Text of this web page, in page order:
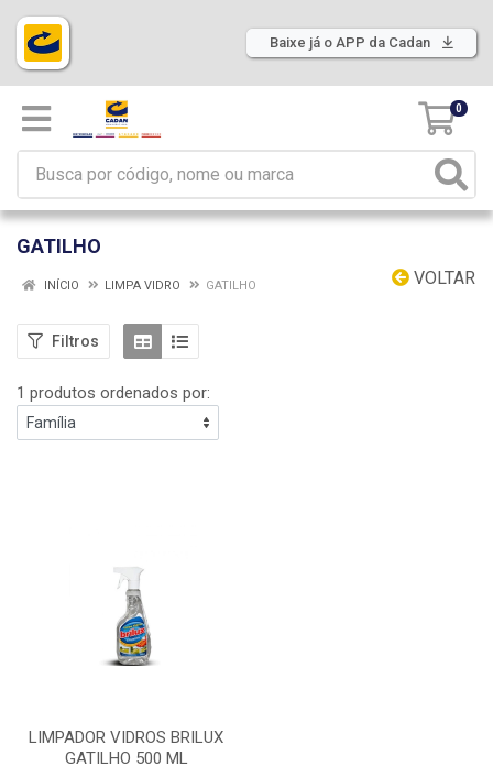
Baixe já o APP da Cadan
0
GATILHO
VOLTAR
INÍCIO LIMPA VIDRO GATILHO
Filtros
1 produtos ordenados por:
LIMPADOR VIDROS BRILUX
GATILHO 500 ML